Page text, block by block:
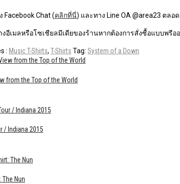
Chat (คลิกที่นี่) และทาง Line OA @area23 ตล
เมลหรือโซเชียลมีเดียของร้านหากต้องการสั่งซื้อแบบพรีออ
: Music T-Shirts, T-Shirts Tag: System of a Down
from the Top of the World
/ Indiana 2015
The Nun